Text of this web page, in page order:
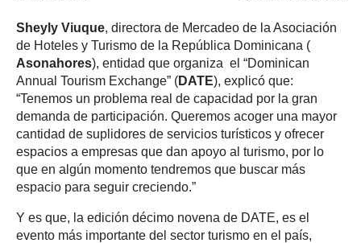
Sheyly Viuque, directora de Mercadeo de la Asociación
de Hoteles y Turismo de la República Dominicana (
Asonahores), entidad que organiza el “Dominican
Annual Tourism Exchange” (DATE), explicó que:
“Tenemos un problema real de capacidad por la gran
demanda de participación. Queremos acoger una mayor
cantidad de suplidores de servicios turísticos y ofrecer
espacios a empresas que dan apoyo al turismo, por lo
que en algún momento tendremos que buscar más
espacio para seguir creciendo.”
Y es que, la edición décimo novena de DATE, es el
evento más importante del sector turismo en el país,